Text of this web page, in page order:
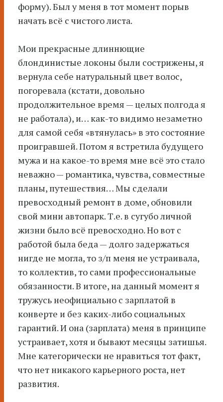
форму). Был у меня в тот момент порыв
начать всё с чистого листа.
Мои прекрасные длиннющие
блондинистые локоны были сострижены, я
вернула себе натуральный цвет волос,
погоревала (кстати, довольно
продолжительное время — целых полгода я
не работала), и… как-то видимо незаметно
для самой себя «втянулась» в это состояние
проигравшей. Потом я встретила будущего
мужа и на какое-то время мне всё это стало
неважно — романтика, чувства, совместные
планы, путешествия… Мы сделали
превосходный ремонт в доме, обновили
свой мини автопарк. Т.е. в сугубо личной
жизни было всё превосходно. Но вот с
работой была беда — долго задержаться
нигде не могла, то з/п меня не устраивала,
то коллектив, то сами профессиональные
обязанности. В итоге, на данный момент я
тружусь неофициально с зарплатой в
конверте и без каких-либо социальных
гарантий. И она (зарплата) меня в принципе
устраивает, хотя и бывают месяцы затишья.
Мне категорически не нравиться тот факт,
что нет никакого карьерного роста, нет
развития.